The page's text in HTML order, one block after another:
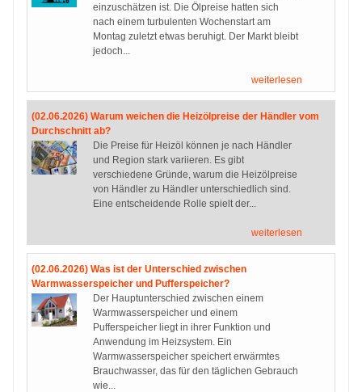
einzuschätzen ist. Die Ölpreise hatten sich
nach einem turbulenten Wochenstart am
Montag zuletzt etwas beruhigt. Der Markt bleibt
jedoch...
weiterlesen
(02.06.2026) Warum weichen die Heizölpreise der Händler vom
Durchschnitt ab?
Die Preise für Heizöl können je nach Händler
und Region stark variieren. Es gibt
verschiedene Gründe, warum die Heizölpreise
von Händler zu Händler unterschiedlich sind.
Eine entscheidende Rolle spielt der...
weiterlesen
(02.06.2026) Was ist der Unterschied zwischen
Warmwasserspeicher und Pufferspeicher?
Der Hauptunterschied zwischen einem
Warmwasserspeicher und einem
Pufferspeicher liegt in ihrer Funktion und
Anwendung im Heizsystem. Ein
Warmwasserspeicher speichert erwärmtes
Brauchwasser, das für den täglichen Gebrauch
wie...